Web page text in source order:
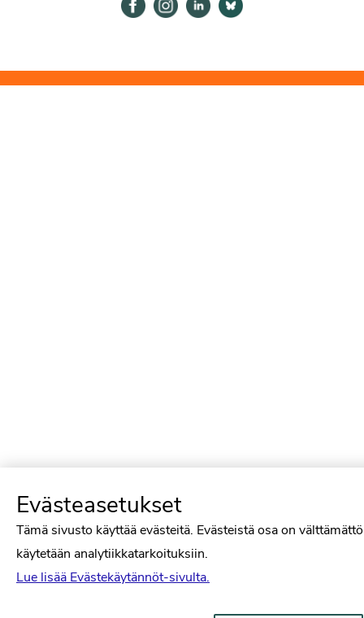
Evästeasetukset
Tämä sivusto käyttää evästeitä. Evästeistä osa on
käytetään analytiikkatarkoituksiin.
Lue lisää Evästekäytännöt-sivulta.